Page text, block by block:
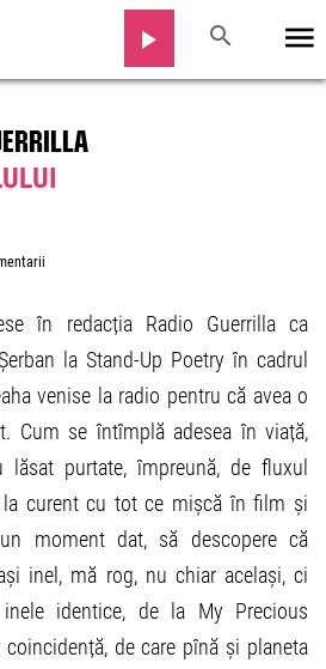
în redacția Radio Guerrilla ca
la Stand-Up Poetry în cadrul
venise la radio pentru că avea o
Cum se întîmplă adesea în viață,
purtate, împreună, de fluxul
la curent cu tot ce mișcă în film și
moment dat, să descopere că
inel, mă rog, nu chiar același, ci
identice, de la My Precious
coincidență, de care pînă și planeta